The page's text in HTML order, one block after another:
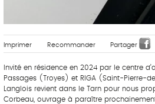
Imprimer Recommander Partager
Invité en résidence en 2024 par le centre
Passages (Troyes) et RIGA (Saint-Pierre-
Langlois revient dans le Tarn pour nous
Corbeau, ouvrage à paraître